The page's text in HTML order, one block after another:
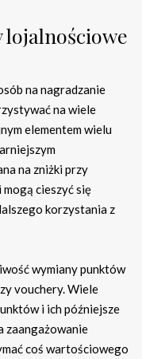
lojalnościowe
na nagradzanie
na wiele
elementem wielu
na zniżki przy
cieszyć się
korzystania z
wymiany punktów
vouchery. Wiele
i ich późniejsze
zaangażowanie
coś wartościowego